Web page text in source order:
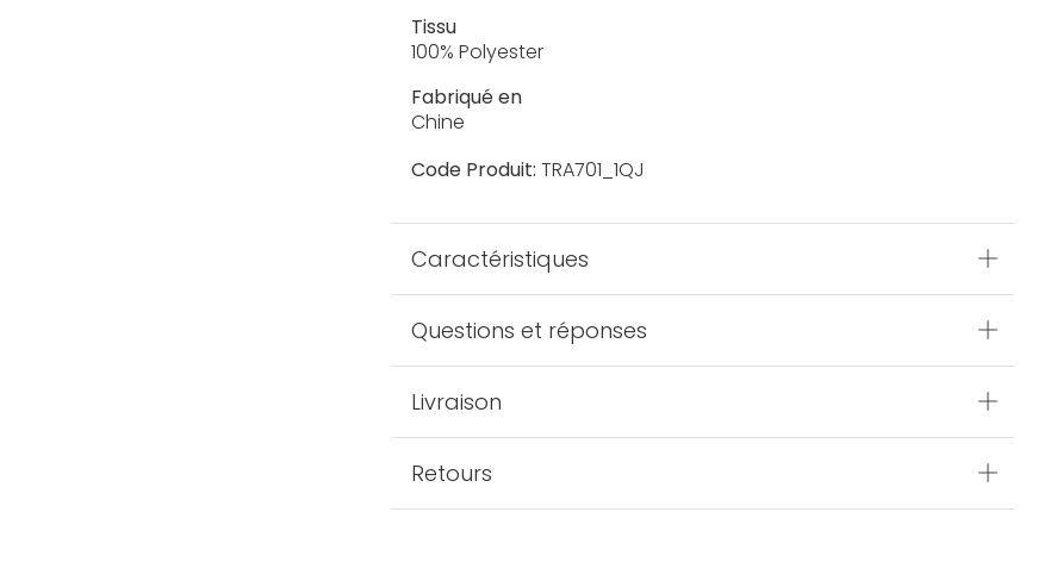
Tissu
100% Polyester
Fabriqué en
Chine
Code Produit: TRA701_1QJ
Caractéristiques
Questions et réponses
Livraison
Retours